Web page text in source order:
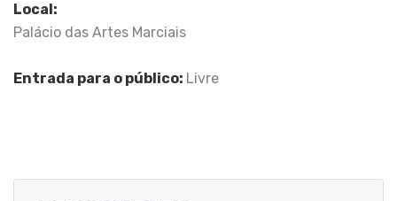
Local:
Palácio das Artes Marciais
Entrada para o público: Livre